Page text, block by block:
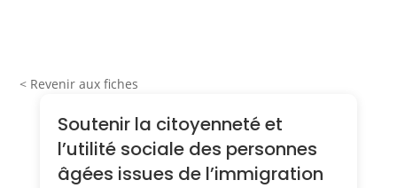
< Revenir aux fiches
Soutenir la citoyenneté et
l’utilité sociale des personnes
âgées issues de l’immigration